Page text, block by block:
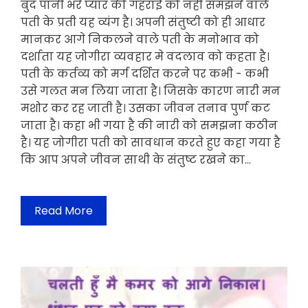
बुंद पानी भरे प्यार की गहराई को नही समझने वाले
पती के प्रती यह व्यंग है। अपनी संतुष्टी को ही आधार
मानकर आगे निकलने वाले पती के मनोभाव को
दर्शाता यह जोगीरा व्यवहार मे वदलाव को कहता है।
पती के कर्तव्य को मर्ग दर्शित करने पर कभी - कभी
उसे गलत मन लिया जाता है। जिसके कारण नारी मन
मशोर कर रह जाती है। उसका जीवन तनाव पुर्ण कट
जाता है। कहा भी गया है की नारी को समझना कठीन
है। यह जोगीरा पती को सावधान करते हुए कहा गया है
कि आप अपने जीवन साथी के संतुष्ट रखने का…
Read More